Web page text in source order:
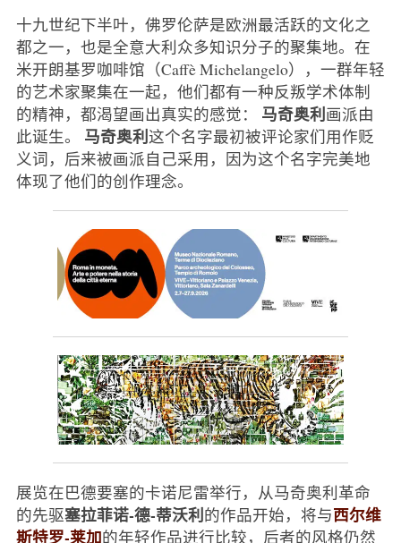
十九世纪下半叶，佛罗伦萨是欧洲最活跃的文化之
都之一，也是全意大利众多知识分子的聚集地。在
米开朗基罗咖啡馆（Caffè Michelangelo），一群年轻
的艺术家聚集在一起，他们都有一种反叛学术体制
的精神，都渴望画出真实的感觉：
马奇奥利画派由
此诞生。
马奇奥利这个名字最初被评论家们用作贬
义词，后来被画派自己采用，因为这个名字完美地
体现了他们的创作理念。
展览在巴德要塞的卡诺尼雷举行，从马奇奥利革命
的先驱塞拉菲诺-德-蒂沃利的作品开始，将与西尔维
斯特罗-莱加的年轻作品进行比较，后者的风格仍然